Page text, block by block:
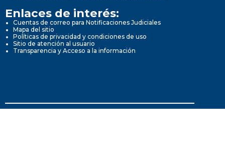
Enlaces de interés:
Cuentas de correo para Notificaciones Judiciales
Mapa del sitio
Políticas de privacidad y condiciones de uso
Sitio de atención al usuario
Transparencia y Acceso a la información